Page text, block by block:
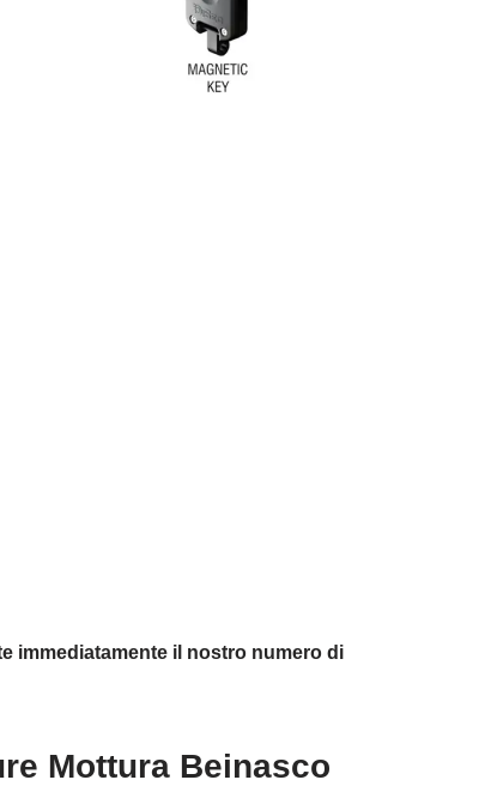
immediatamente il nostro numero di
Mottura Beinasco